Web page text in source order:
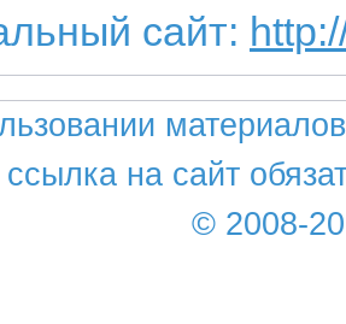
сайт:
ссылка на сайт
© 2008-